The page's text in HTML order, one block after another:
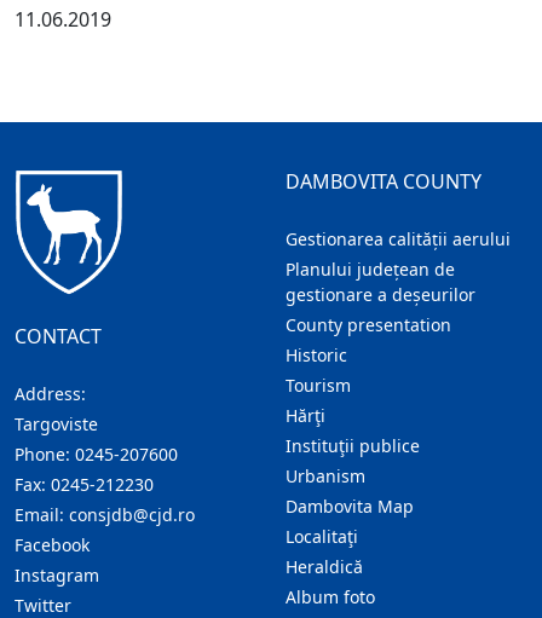
11.06.2019
CONTACT
Address:
Targoviste
Phone: 0245-207600
Fax: 0245-212230
Email: consjdb@cjd.ro
Facebook
Instagram
Twitter
DAMBOVITA COUNTY
Gestionarea calității aerului
Planului județean de
gestionare a deșeurilor
County presentation
Historic
Tourism
Hărţi
Instituţii publice
Urbanism
Dambovita Map
Localitaţi
Heraldică
Album foto